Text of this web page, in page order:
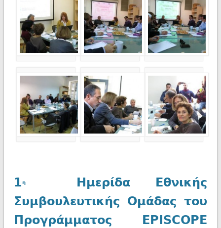
1ηΗμερίδα Εθνικής
Συμβουλευτικής Ομάδας του
Προγράμματος EPISCOPE